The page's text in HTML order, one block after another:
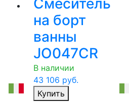
на борт
ванны
JO047CR
В наличии
43 106 руб.
Купить